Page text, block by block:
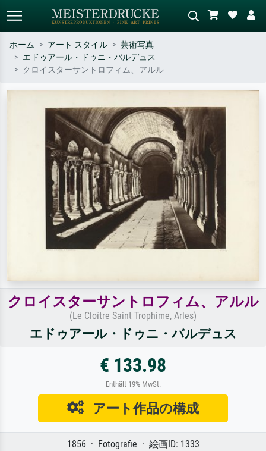
標準検索
斎の波、ヌード。
油絵、木のそばの立ち姿のヌー
ド。
ホーム アート スタイル
芸術写真
エドゥアール・ドゥニ・バルデュス
クロイスターサントロフィム、アルル
クロイスターサントロフィム、アルル
(Le Cloître Saint Trophime, Arles)
エドゥアール・ドゥニ・バルデュス
€ 133.98
Enthält 19% MwSt.
アート作品の構成
1856 · Fotografie · 絵画ID: 1333